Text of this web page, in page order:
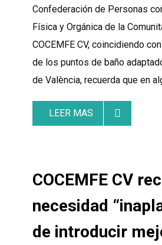
Confederación de Personas
Física y Orgánica de la
COCEMFE CV, coincidiendo
de los puntos de baño
de València, recuerda que en
LEER MAS
COCEMFE CV
necesidad
de introducir